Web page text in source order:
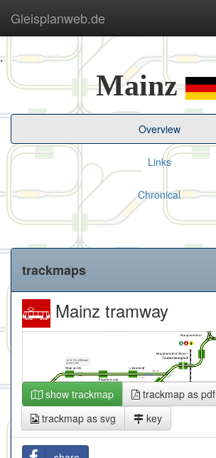
,
Gleisplanweb.de
Mainz
Overview
Links
Chronical
trackmaps
Mainz tramway
show trackmap
trackmap as pdf
trackmap as svg
key